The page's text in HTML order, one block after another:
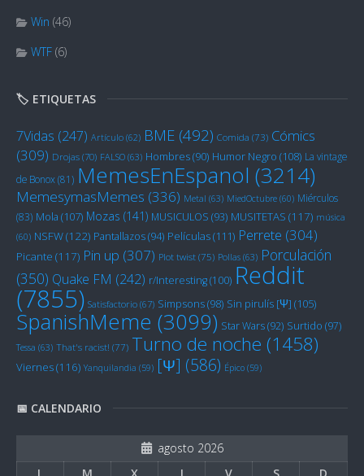
Win (46)
WTF (6)
🏷️ ETIQUETAS
7Vidas (247) Artículo (62) BME (492) Comida (73) Cómics
(309) Drojas (70) FALSO (63) Hombres(90) Humor Negro (108) La vintage
de Bonox(81) MemesEnEspanol (3214)
MemesymasMemes (336) Metal (63) MiedOctubre (60) Miérculos
(83) Mola (107) Mozas (141) MUSICULOS (93) MUSITETAS (117) música
(60) NSFW(122) Pantallazos(94) Películas(111) Perrete (304)
Picante (117) Pin up (307) Plot twist (75) Pollas (63) Porculación
(350) Quake FM (242) r/Interesting(100) Reddit
(7855) Satisfactorio (67) Simpsons(98) Sin pirulís [Ψ] (105)
SpanishMeme (3099) Star Wars(92) Surtido (97)
Tessa (63) That's racist! (77) Turno de noche (1458)
Viernes(116) Yanquilandia (59) [Ψ] (586) Épico (59)
📅 CALENDARIO
agosto 2026
L
M X J V S D